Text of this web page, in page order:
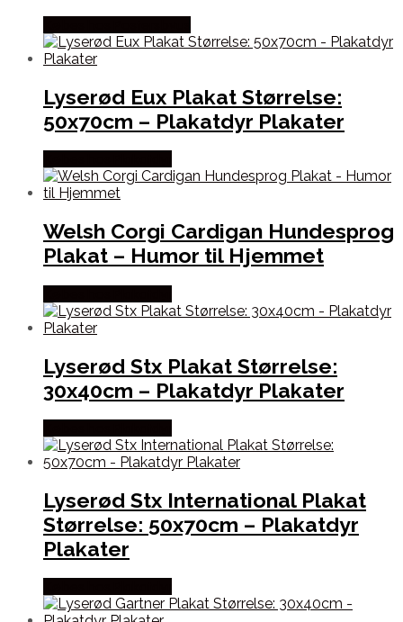
Lyserød Eux Plakat Størrelse:
50x70cm – Plakatdyr Plakater
Welsh Corgi Cardigan Hundesprog
Plakat – Humor til Hjemmet
Lyserød Stx Plakat Størrelse:
30x40cm – Plakatdyr Plakater
Lyserød Stx International Plakat
Størrelse: 50x70cm – Plakatdyr
Plakater